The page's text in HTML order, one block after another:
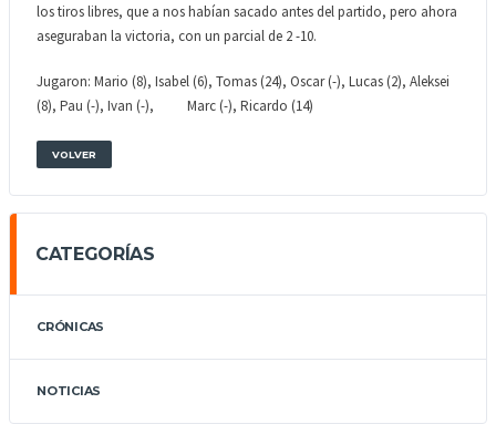
los tiros libres, que a nos habían sacado antes del partido, pero ahora
aseguraban la victoria, con un parcial de 2 -10.
Jugaron: Mario (8), Isabel (6), Tomas (24), Oscar (-), Lucas (2), Aleksei
(8), Pau (-), Ivan (-), Marc (-), Ricardo (14)
VOLVER
CATEGORÍAS
CRÓNICAS
NOTICIAS